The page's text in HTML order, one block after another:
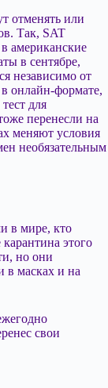
отменять или
Так, SAT
американские
в сентябре,
независимо от
онлайн-формате,
для
перенесли на
меняют условия
необязательным
в мире, кто
этого
но они
в масках и на
свои